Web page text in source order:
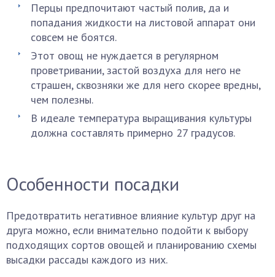
Перцы предпочитают частый полив, да и
попадания жидкости на листовой аппарат они
совсем не боятся.
Этот овощ не нуждается в регулярном
проветривании, застой воздуха для него не
страшен, сквозняки же для него скорее вредны,
чем полезны.
В идеале температура выращивания культуры
должна составлять примерно 27 градусов.
Особенности посадки
Предотвратить негативное влияние культур друг на
друга можно, если внимательно подойти к выбору
подходящих сортов овощей и планированию схемы
высадки рассады каждого из них.